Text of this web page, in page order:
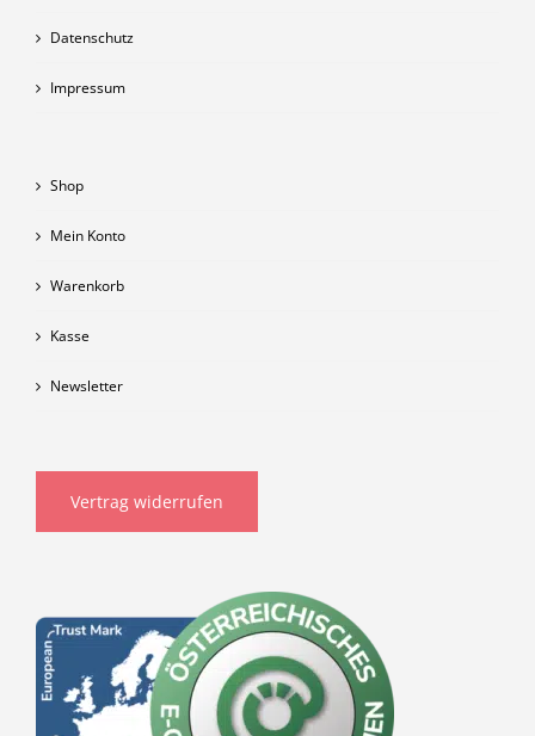
Datenschutz
Impressum
Shop
Mein Konto
Warenkorb
Kasse
Newsletter
Vertrag widerrufen